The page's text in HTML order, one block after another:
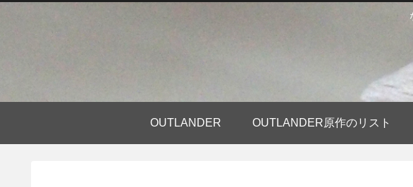
OUTLANDER OUTLANDER原作のリスト